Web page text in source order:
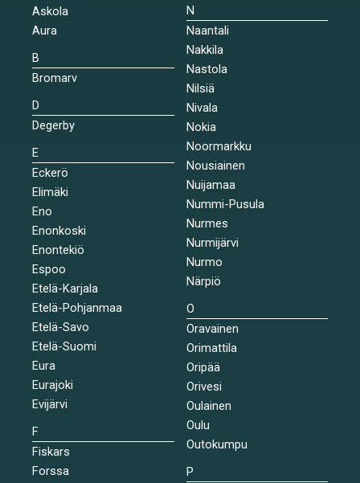
Askola
Aura
B
Bromarv
D
Degerby
E
Eckerö
Elimäki
Eno
Enonkoski
Enontekiö
Espoo
Etelä-Karjala
Etelä-Pohjanmaa
Etelä-Savo
Etelä-Suomi
Eura
Eurajoki
Evijärvi
F
Fiskars
Forssa
N
Naantali
Nakkila
Nastola
Nilsiä
Nivala
Nokia
Noormarkku
Nousiainen
Nuijamaa
Nummi-Pusula
Nurmes
Nurmijärvi
Nurmo
Närpiö
O
Oravainen
Orimattila
Oripää
Orivesi
Oulainen
Oulu
Outokumpu
P